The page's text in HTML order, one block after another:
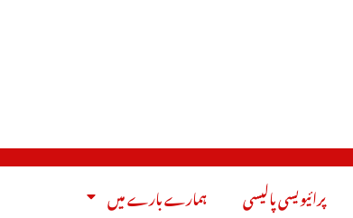
پرائیویسی پالیسی ہمارے بارے میں